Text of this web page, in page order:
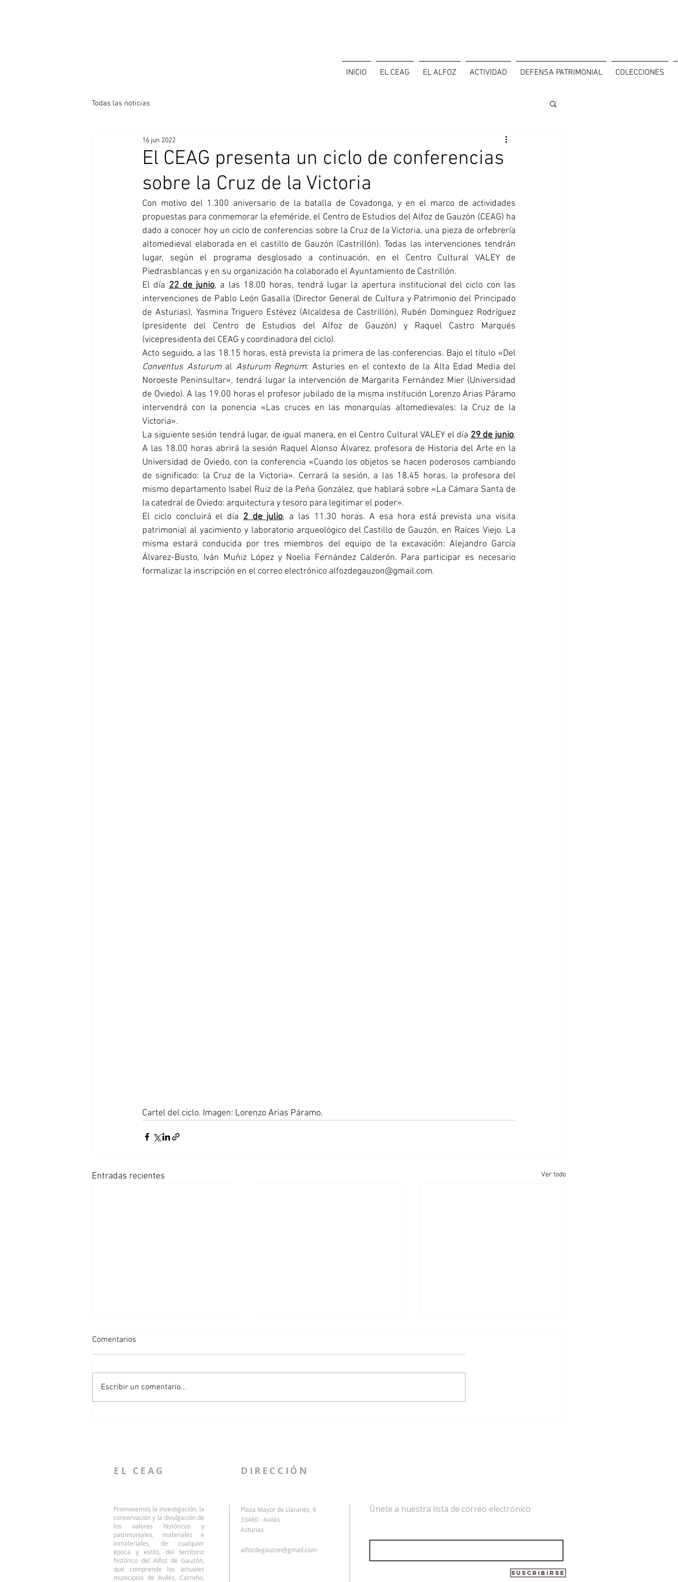
INICIO EL CEAG EL ALFOZ ACTIVIDAD DEFENSA PATRIMONIAL COLECCIONES
Todas las noticias
El CEAG presenta un ciclo de conferencias
sobre la Cruz de la Victoria
16 jun 2022
Con motivo del 1.300 aniversario de la batalla de Covadonga, y en el marco de actividades
propuestas para conmemorar la efeméride, el Centro de Estudios del Alfoz de Gauzón (CEAG) ha
dado a conocer hoy un ciclo de conferencias sobre la Cruz de la Victoria, una pieza de orfebrería
altomedieval elaborada en el castillo de Gauzón (Castrillón). Todas las intervenciones tendrán
lugar, según el programa desglosado a continuación, en el Centro Cultural VALEY de
Piedrasblancas y en su organización ha colaborado el Ayuntamiento de Castrillón.
El día 22 de junio, a las 18.00 horas, tendrá lugar la apertura institucional del ciclo con las
intervenciones de Pablo León Gasalla (Director General de Cultura y Patrimonio del Principado
de Asturias), Yasmina Triguero Estévez (Alcaldesa de Castrillón), Rubén Domínguez Rodríguez
(presidente del Centro de Estudios del Alfoz de Gauzón) y Raquel Castro Marqués
(vicepresidenta del CEAG y coordinadora del ciclo).
Conventus Asturum al Asturum Regnum: Asturies en el contexto de la Alta Edad Media del
Noroeste Peninsultar», tendrá lugar la intervención de Margarita Fernández Mier (Universidad
de Oviedo). A las 19.00 horas el profesor jubilado de la misma institución Lorenzo Arias Páramo
intervendrá con la ponencia «Las cruces en las monarquías altomedievales: la Cruz de la
Victoria».
La siguiente sesión tendrá lugar, de igual manera, en el Centro Cultural VALEY el día 29 de junio.
A las 18.00 horas abrirá la sesión Raquel Alonso Álvarez, profesora de Historia del Arte en la
Universidad de Oviedo, con la conferencia «Cuando los objetos se hacen poderosos cambiando
de significado: la Cruz de la Victoria». Cerrará la sesión, a las 18.45 horas, la profesora del
mismo departamento Isabel Ruiz de la Peña González, que hablará sobre «La Cámara Santa de
la catedral de Oviedo: arquitectura y tesoro para legitimar el poder».
El ciclo concluirá el día 2 de julio, a las 11.30 horas. A esa hora está prevista una visita
patrimonial al yacimiento y laboratorio arqueológico del Castillo de Gauzón, en Raíces Viejo. La
misma estará conducida por tres miembros del equipo de la excavación: Alejandro García
Álvarez-Busto, Iván Muñiz López y Noelia Fernández Calderón. Para participar es necesario
formalizar la inscripción en el correo electrónico alfozdegauzon@gmail.com.
Cartel del ciclo. Imagen: Lorenzo Arias Páramo.
Entradas recientes Ver todo
Comentarios
Escribir un comentario...
EL CEAG DIRECCIÓN
Promovemos la investigación, la
conservación y la divulgación de
los valores históricos y
patrimoniales, materiales e
inmateriales, de cualquier
época y estilo, del territorio
histórico del Alfoz de Gauzón,
que comprende los actuales
municipios de Avilés, Carreño,
Plaza Mayor de Llaranes, 6
33460 - Avilés
Asturias
alfozdegauzon@gmail.com
Únete a nuestra lista de correo electrónico
Suscribirse